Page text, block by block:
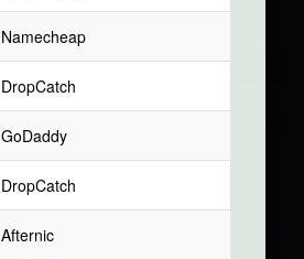
Namecheap
DropCatch
GoDaddy
DropCatch
Afternic